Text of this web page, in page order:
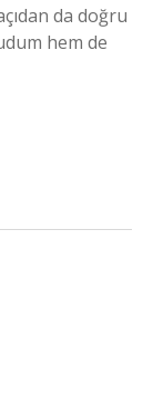
da doğru
hem de